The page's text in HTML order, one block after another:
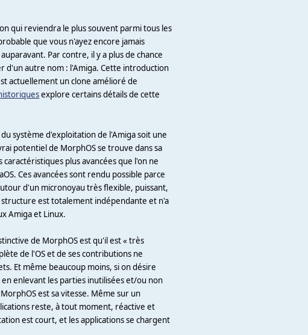
qui reviendra le plus souvent parmi tous les
que vous n'ayez encore jamais
auparavant. Par contre, il y a plus de chance
d'un autre nom : l'Amiga. Cette introduction
actuellement un clone amélioré de
explore certains détails de cette
système d'exploitation de l'Amiga soit une
potentiel de MorphOS se trouve dans sa
caractéristiques plus avancées que l'on ne
Ces avancées sont rendu possible parce
d'un micronoyau très flexible, puissant,
structure est totalement indépendante et n'a
Amiga et Linux.
de MorphOS est qu'il est « très
de l'OS et de ses contributions ne
Et même beaucoup moins, si on désire
enlevant les parties inutilisées et/ou non
est sa vitesse. Même sur un
reste, à tout moment, réactive et
est court, et les applications se chargent